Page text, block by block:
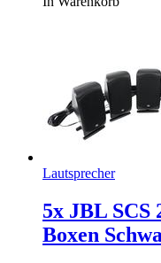
Lautsprecher
5x JBL SCS
Boxen